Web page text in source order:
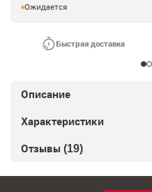
Ожидается
Быстрая доставка
Описание
Характеристики
Отзывы (19)